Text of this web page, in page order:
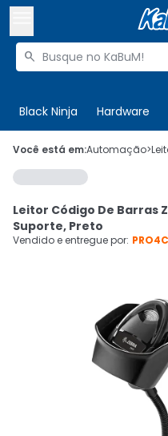
Buscar produtos

Black Ninja Hardware
 Olá. Acesse sua
 Departamentos
Cupons
Você está em:Automação>
Leitor Código De Barras
Suporte, Preto
Vendido e entregue por: